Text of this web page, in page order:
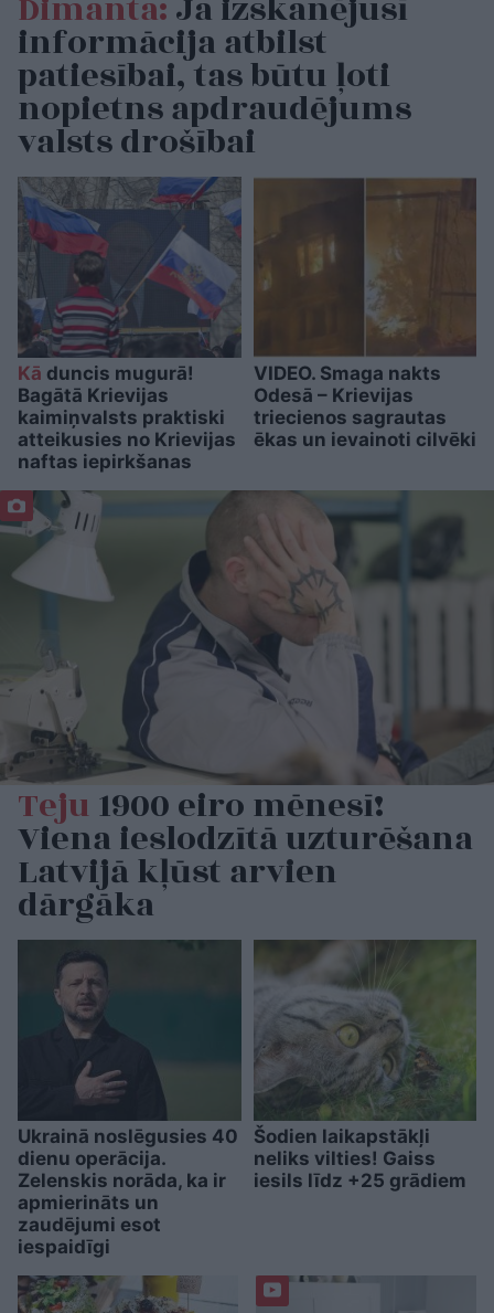
informācija atbilst
patiesībai, tas būtu ļoti
nopietns apdraudējums
valsts drošībai
Kā duncis mugurā!
Bagātā Krievijas
kaimiņvalsts praktiski
atteikusies no Krievijas
naftas iepirkšanas
VIDEO. Smaga nakts
Odesā – Krievijas
triecienos sagrautas
ēkas un ievainoti cilvēki
Teju1900 eiro mēnesī!
Viena ieslodzītā uzturēšana
Latvijā kļūst arvien
dārgāka
Ukrainā noslēgusies 40
dienu operācija.
Zelenskis norāda, ka ir
apmierināts un
zaudējumi esot
iespaidīgi
Šodien laikapstākļi
neliks vilties! Gaiss
iesils līdz +25 grādiem